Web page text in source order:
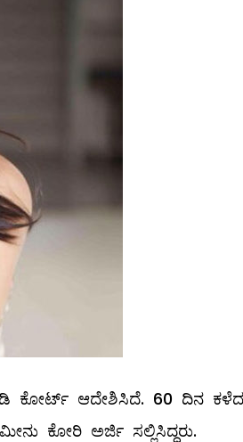
ಕೋರ್ಟ್‌ ಆದೇಶಿಸಿದೆ. 60 ದಿನ
ಕೋರಿ ಅರ್ಜಿ ಸಲ್ಲಿಸಿದ್ದರು.